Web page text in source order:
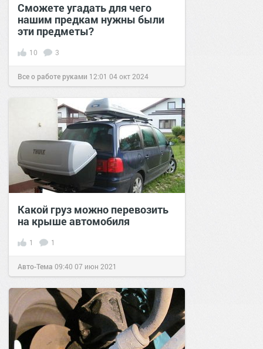
Сможете угадать для чего
нашим предкам нужны были
эти предметы?
10 3
Все о работе руками 12:01 04 окт 2024
Какой груз можно перевозить
на крыше автомобиля
1 1
Авто-Тема 09:40 07 июн 2021